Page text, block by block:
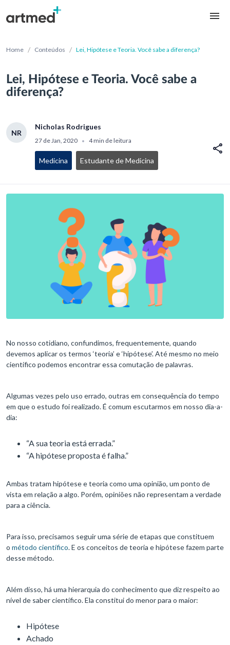
Home / Conteúdos / Lei, Hipótese e Teoria. Você sabe a diferença?
Lei, Hipótese e Teoria. Você sabe a
diferença?
NR
Nicholas Rodrigues
27 de Jan, 2020 • 4 min de leitura
Medicina Estudante de Medicina
No nosso cotidiano, confundimos, frequentemente, quando
devemos aplicar os termos ‘teoria’ e ‘hipótese’. Até mesmo no meio
científico podemos encontrar essa comutação de palavras.
Algumas vezes pelo uso errado, outras em consequência do tempo
em que o estudo foi realizado. É comum escutarmos em nosso dia-a-
dia:
“A sua teoria está errada.”
“A hipótese proposta é falha.”
Ambas tratam hipótese e teoria como uma opinião, um ponto de
vista em relação a algo. Porém, opiniões não representam a verdade
para a ciência.
Para isso, precisamos seguir uma série de etapas que constituem
o método científico. E os conceitos de teoria e hipótese fazem parte
desse método.
Além disso, há uma hierarquia do conhecimento que diz respeito ao
nível de saber científico. Ela constitui do menor para o maior:
Hipótese
Achado